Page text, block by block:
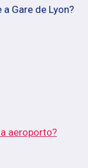
a Gare de Lyon?
aeroporto?